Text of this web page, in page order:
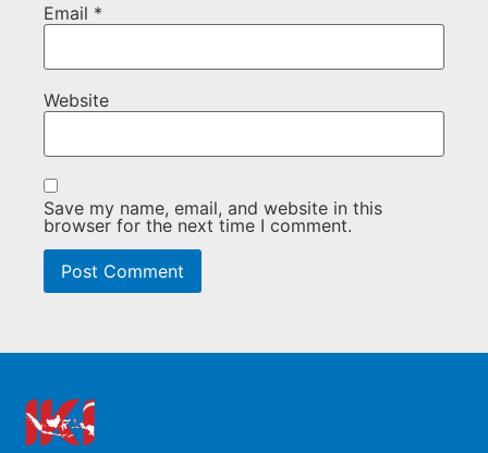
Email *
Website
Save my name, email, and website in this
browser for the next time I comment.